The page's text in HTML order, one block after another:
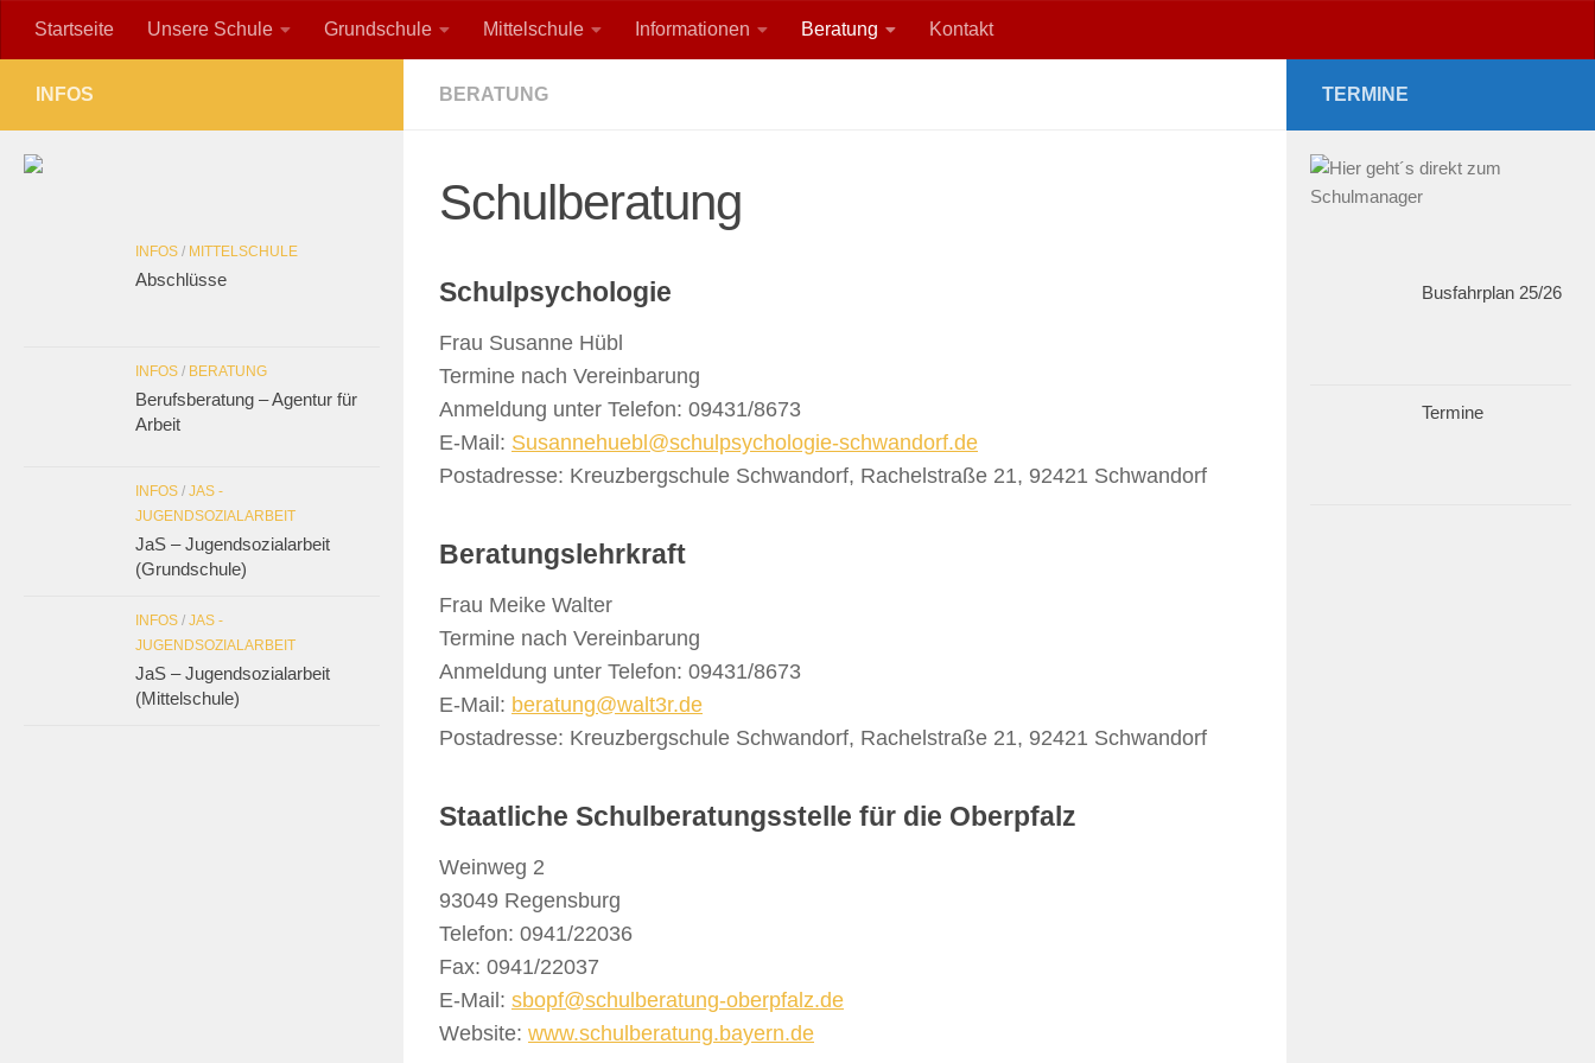
Zum Inhalt springen
Startseite Unsere Schule Grundschule Mittelschule Informationen Beratung Kontakt
BERATUNG
Schulberatung
Schulpsychologie
Frau Susanne Hübl
Termine nach Vereinbarung
Anmeldung unter Telefon: 09431/8673
E-Mail: Susannehuebl@schulpsychologie-schwandorf.de
Postadresse: Kreuzbergschule Schwandorf, Rachelstraße 21, 92421 Schwandorf
Beratungslehrkraft
Frau Meike Walter
Termine nach Vereinbarung
Anmeldung unter Telefon: 09431/8673
E-Mail: beratung@walt3r.de
Postadresse: Kreuzbergschule Schwandorf, Rachelstraße 21, 92421 Schwandorf
Staatliche Schulberatungsstelle für die Oberpfalz
Weinweg 2
93049 Regensburg
Telefon: 0941/22036
Fax: 0941/22037
E-Mail: sbopf@schulberatung-oberpfalz.de
Website: www.schulberatung.bayern.de
INFOS
INFOS / MITTELSCHULE
Abschlüsse
INFOS / BERATUNG
Berufsberatung – Agentur für
Arbeit
INFOS / JAS -
JUGENDSOZIALARBEIT
JaS – Jugendsozialarbeit
(Grundschule)
INFOS / JAS -
JUGENDSOZIALARBEIT
JaS – Jugendsozialarbeit
(Mittelschule)
TERMINE
Busfahrplan 25/26
Termine